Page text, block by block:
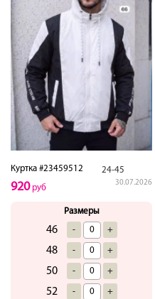
Куртка #23459512 24-45
30.07.2026
920руб
Размеры
46 - +
48 - +
50 - +
52 - +